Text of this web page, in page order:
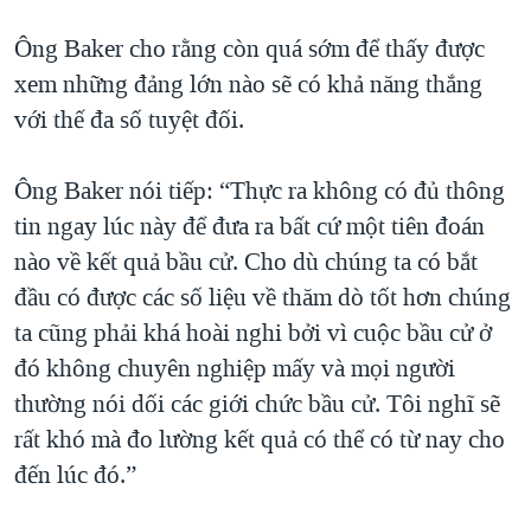
Ông Baker cho rằng còn quá sớm để thấy được
xem những đảng lớn nào sẽ có khả năng thắng
với thế đa số tuyệt đối.
Ông Baker nói tiếp: “Thực ra không có đủ thông
tin ngay lúc này để đưa ra bất cứ một tiên đoán
nào về kết quả bầu cử. Cho dù chúng ta có bắt
đầu có được các số liệu về thăm dò tốt hơn chúng
ta cũng phải khá hoài nghi bởi vì cuộc bầu cử ở
đó không chuyên nghiệp mấy và mọi người
thường nói dối các giới chức bầu cử. Tôi nghĩ sẽ
rất khó mà đo lường kết quả có thể có từ nay cho
đến lúc đó.”